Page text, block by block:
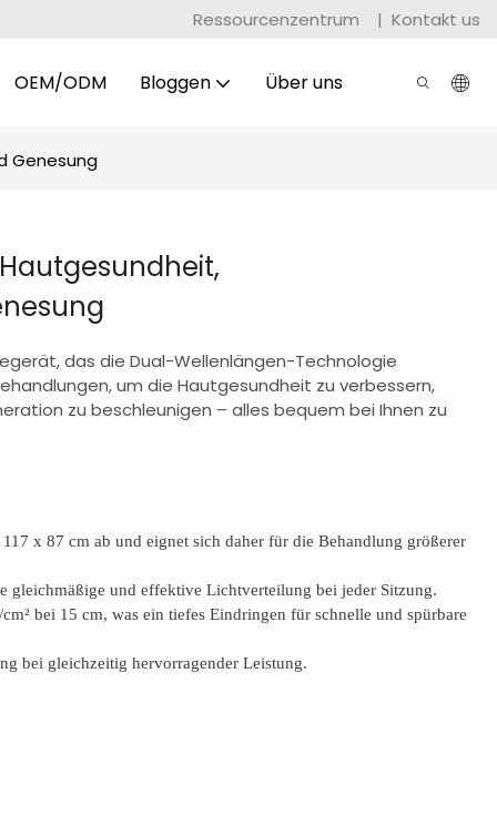
Ressourcenzentrum | Kontakt us
OEM/ODM Bloggen Über uns
Genesung
das die Dual-Wellenlängen-Technologie
um die Hautgesundheit zu verbessern,
zu beschleunigen – alles bequem bei Ihnen zu
x 87 cm ab und eignet sich daher für die Behandlung größerer
gleichmäßige und effektive Lichtverteilung bei jeder Sitzung.
bei 15 cm, was ein tiefes Eindringen für schnelle und spürbare
bei gleichzeitig hervorragender Leistung.